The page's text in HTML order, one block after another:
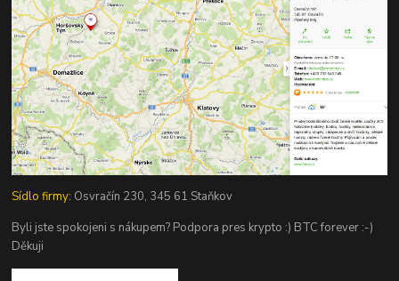
Sídlo firmy: Osvračín 230, 345 61 Staňkov
Byli jste spokojeni s nákupem? Podpora pres krypto :) BTC forever :-)
Děkuji